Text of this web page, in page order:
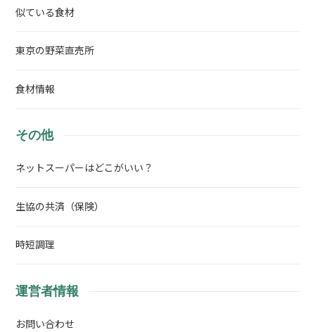
似ている食材
東京の野菜直売所
食材情報
その他
ネットスーパーはどこがいい？
生協の共済（保険）
時短調理
運営者情報
お問い合わせ